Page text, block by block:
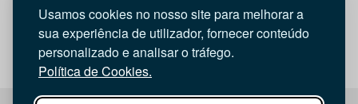
Usamos cookies no nosso site para melhorar a
sua experiência de utilizador, fornecer conteúdo
personalizado e analisar o tráfego.
Política de Cookies.
Opinião